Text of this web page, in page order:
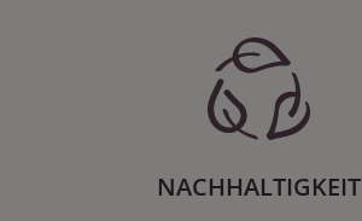
NACHHALTIGKEIT